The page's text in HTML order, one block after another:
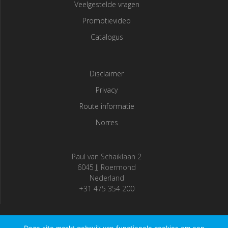
Veelgestelde vragen
Promotievideo
Catalogus
Disclaimer
Privacy
Route informatie
Norres
Paul van Schaiklaan 2
6045 JJ Roermond
Nederland
+31 475 354 200